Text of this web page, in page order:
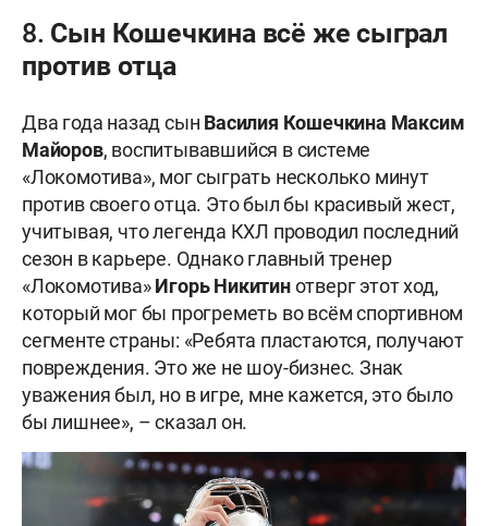
8. Сын Кошечкина всё же сыграл
против отца
Два года назад сын Василия Кошечкина Максим
Майоров, воспитывавшийся в системе
«Локомотива», мог сыграть несколько минут
против своего отца. Это был бы красивый жест,
учитывая, что легенда КХЛ проводил последний
сезон в карьере. Однако главный тренер
«Локомотива»Игорь Никитинотверг этот ход,
который мог бы прогреметь во всём спортивном
сегменте страны: «Ребята пластаются, получают
повреждения. Это же не шоу-бизнес. Знак
уважения был, но в игре, мне кажется, это было
бы лишнее», – сказал он.